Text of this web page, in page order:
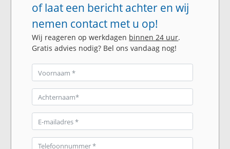
of laat een bericht achter en wij
nemen contact met u op!
Wij reageren op werkdagen binnen 24 uur.
Gratis advies nodig? Bel ons vandaag nog!